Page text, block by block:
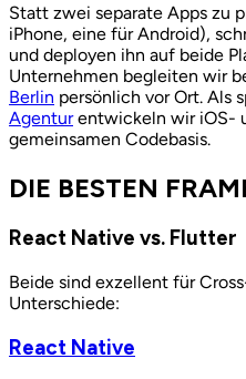
Statt zwei separate Apps zu
iPhone, eine für Android),
und deployen ihn auf beide
Unternehmen begleiten wir
Berlin persönlich vor Ort. Als
Agentur entwickeln wir iOS-
gemeinsamen Codebasis.
DIE BESTEN
React Native vs. Flutter
Beide sind exzellent für
Unterschiede:
React Native